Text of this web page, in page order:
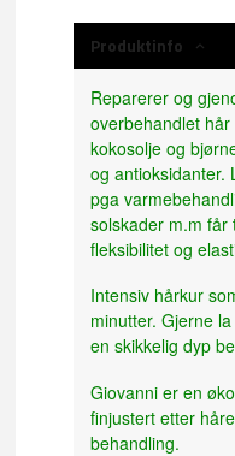
Produktinfo
Reparerer og
overbehandlet
kokosolje og
og antioksidanter.
pga
solskader m.m får
fleksibilitet og
Intensiv hårkur
minutter. Gjerne
en skikkelig dyp
Giovanni er en
finjustert etter
behandling.